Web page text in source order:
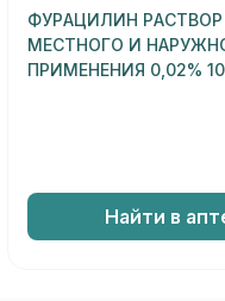
ФУРАЦИЛИН
МЕСТНОГО И
ПРИМЕНЕНИЯ 0,02%
Найти в